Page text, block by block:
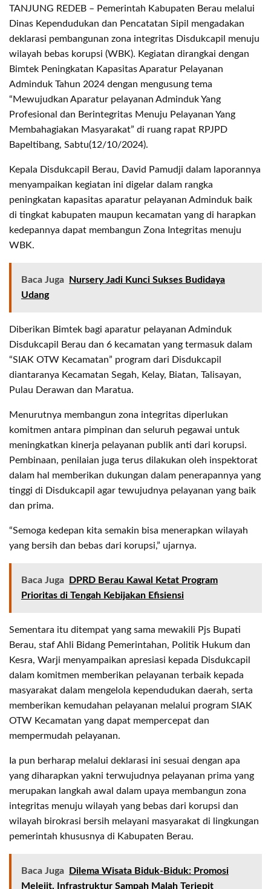
TANJUNG REDEB – Pemerintah Kabupaten Berau melalui
Dinas Kependudukan dan Pencatatan Sipil mengadakan
deklarasi pembangunan zona integritas Disdukcapil menuju
wilayah bebas korupsi (WBK). Kegiatan dirangkai dengan
Bimtek Peningkatan Kapasitas Aparatur Pelayanan
Adminduk Tahun 2024 dengan mengusung tema
“Mewujudkan Aparatur pelayanan Adminduk Yang
Profesional dan Berintegritas Menuju Pelayanan Yang
Membahagiakan Masyarakat” di ruang rapat RPJPD
Bapeltibang, Sabtu(12/10/2024).
Kepala Disdukcapil Berau, David Pamudji dalam laporannya
menyampaikan kegiatan ini digelar dalam rangka
peningkatan kapasitas aparatur pelayanan Adminduk baik
di tingkat kabupaten maupun kecamatan yang di harapkan
kedepannya dapat membangun Zona Integritas menuju
WBK.
Baca Juga
Nursery Jadi Kunci Sukses Budidaya
Udang
Diberikan Bimtek bagi aparatur pelayanan Adminduk
Disdukcapil Berau dan 6 kecamatan yang termasuk dalam
“SIAK OTW Kecamatan” program dari Disdukcapil
diantaranya Kecamatan Segah, Kelay, Biatan, Talisayan,
Pulau Derawan dan Maratua.
Menurutnya membangun zona integritas diperlukan
komitmen antara pimpinan dan seluruh pegawai untuk
meningkatkan kinerja pelayanan publik anti dari korupsi.
Pembinaan, penilaian juga terus dilakukan oleh inspektorat
dalam hal memberikan dukungan dalam penerapannya yang
tinggi di Disdukcapil agar tewujudnya pelayanan yang baik
dan prima.
“Semoga kedepan kita semakin bisa menerapkan wilayah
yang bersih dan bebas dari korupsi,” ujarnya.
Baca Juga
DPRD Berau Kawal Ketat Program
Prioritas di Tengah Kebijakan Efisiensi
Sementara itu ditempat yang sama mewakili Pjs Bupati
Berau, staf Ahli Bidang Pemerintahan, Politik Hukum dan
Kesra, Warji menyampaikan apresiasi kepada Disdukcapil
dalam komitmen memberikan pelayanan terbaik kepada
masyarakat dalam mengelola kependudukan daerah, serta
memberikan kemudahan pelayanan melalui program SIAK
OTW Kecamatan yang dapat mempercepat dan
mempermudah pelayanan.
Ia pun berharap melalui deklarasi ini sesuai dengan apa
yang diharapkan yakni terwujudnya pelayanan prima yang
merupakan langkah awal dalam upaya membangun zona
integritas menuju wilayah yang bebas dari korupsi dan
wilayah birokrasi bersih melayani masyarakat di lingkungan
pemerintah khususnya di Kabupaten Berau.
Baca Juga
Dilema Wisata Biduk-Biduk: Promosi
Melejit, Infrastruktur Sampah Malah Terjepit